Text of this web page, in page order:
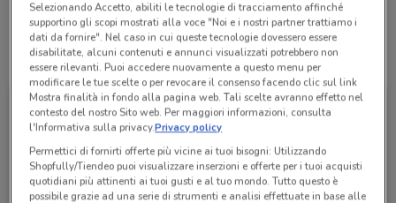
Tutte le promozioni di questo negozio
Selezionando Accetto, abiliti le tecnologie di tracciamento affinché
supportino gli scopi mostrati alla voce "Noi e i nostri partner trattiamo i
dati da fornire". Nel caso in cui queste tecnologie dovessero essere
disabilitate, alcuni contenuti e annunci visualizzati potrebbero non
essere rilevanti. Puoi accedere nuovamente a questo menu per
modificare le tue scelte o per revocare il consenso facendo clic sul link
Mostra finalità in fondo alla pagina web. Tali scelte avranno effetto nel
contesto del nostro Sito web. Per maggiori informazioni, consulta
l'Informativa sulla privacy.Privacy policy
Permettici di fornirti offerte più vicine ai tuoi bisogni: Utilizzando
Shopfully/Tiendeo puoi visualizzare inserzioni e offerte per i tuoi acquisti
quotidiani più attinenti ai tuoi gusti e al tuo mondo. Tutto questo è
possibile grazie ad una serie di strumenti e analisi effettuate in base alle